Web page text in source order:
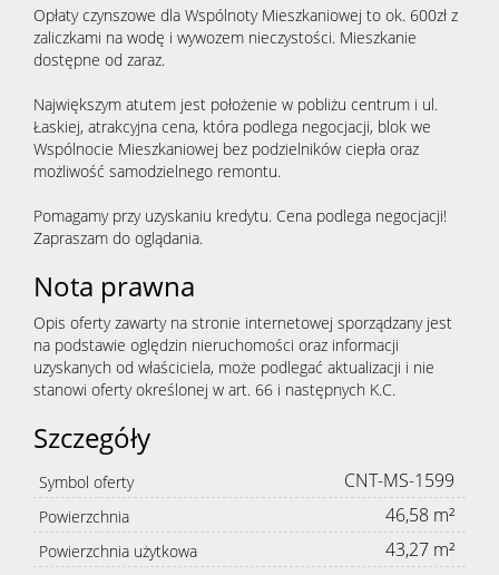
Opłaty czynszowe dla Wspólnoty Mieszkaniowej to ok. 600zł z
zaliczkami na wodę i wywozem nieczystości. Mieszkanie
dostępne od zaraz.
Największym atutem jest położenie w pobliżu centrum i ul.
Łaskiej, atrakcyjna cena, która podlega negocjacji, blok we
Wspólnocie Mieszkaniowej bez podzielników ciepła oraz
możliwość samodzielnego remontu.
Pomagamy przy uzyskaniu kredytu. Cena podlega negocjacji!
Zapraszam do oglądania.
Nota prawna
Opis oferty zawarty na stronie internetowej sporządzany jest
na podstawie oględzin nieruchomości oraz informacji
uzyskanych od właściciela, może podlegać aktualizacji i nie
stanowi oferty określonej w art. 66 i następnych K.C.
Szczegóły
Symbol oferty CNT-MS-1599
Powierzchnia 46,58 m²
Powierzchnia użytkowa 43,27 m²